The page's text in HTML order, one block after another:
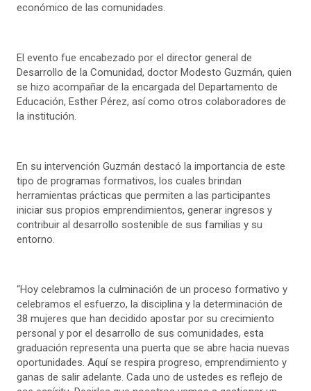
económico de las comunidades.
El evento fue encabezado por el director general de
Desarrollo de la Comunidad, doctor Modesto Guzmán, quien
se hizo acompañar de la encargada del Departamento de
Educación, Esther Pérez, así como otros colaboradores de
la institución.
En su intervención Guzmán destacó la importancia de este
tipo de programas formativos, los cuales brindan
herramientas prácticas que permiten a las participantes
iniciar sus propios emprendimientos, generar ingresos y
contribuir al desarrollo sostenible de sus familias y su
entorno.
“Hoy celebramos la culminación de un proceso formativo y
celebramos el esfuerzo, la disciplina y la determinación de
38 mujeres que han decidido apostar por su crecimiento
personal y por el desarrollo de sus comunidades, esta
graduación representa una puerta que se abre hacia nuevas
oportunidades. Aquí se respira progreso, emprendimiento y
ganas de salir adelante. Cada uno de ustedes es reflejo de